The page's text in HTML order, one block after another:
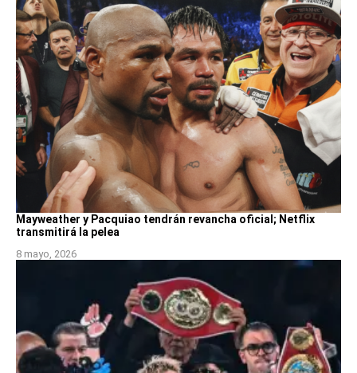
Mayweather y Pacquiao tendrán revancha oficial; Netflix
transmitirá la pelea
8 mayo, 2026